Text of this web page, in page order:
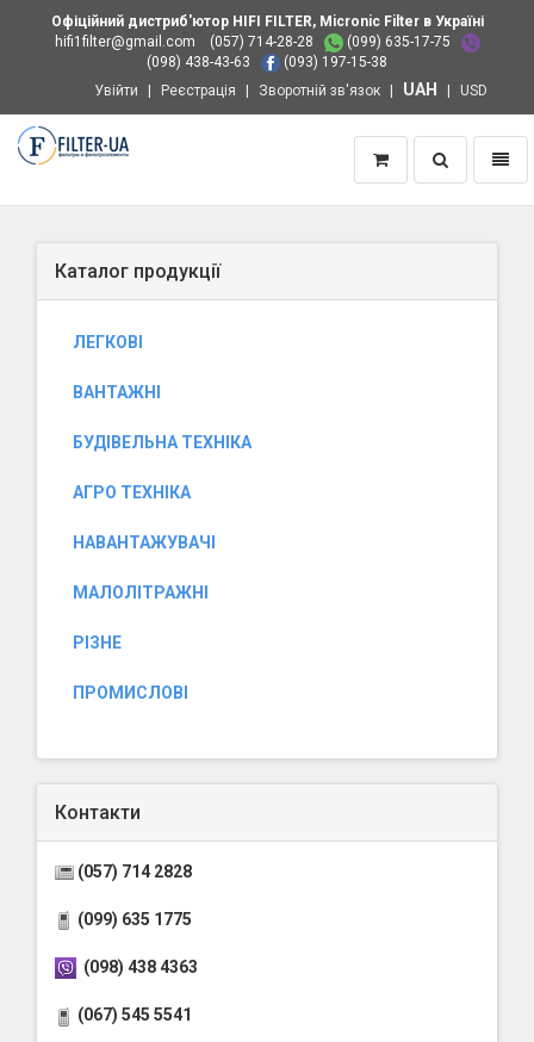
Офіційний дистриб'ютор HIFI FILTER, Micronic Filter в Україні
hifi1filter@gmail.com
(057) 714-28-28
(099) 635-17-75
(098) 438-43-63
(093) 197-15-38
Увійти
Реєстрація Зворотній зв'язок UAH USD
Пошук
Каталог продукції
ЛЕГКОВІ
ВАНТАЖНІ
БУДІВЕЛЬНА ТЕХНІКА
АГРО ТЕХНІКА
НАВАНТАЖУВАЧІ
МАЛОЛІТРАЖНІ
РІЗНЕ
ПРОМИСЛОВІ
Контакти
(057) 714 2828
(099) 635 1775
(098) 438 4363
(067) 545 5541